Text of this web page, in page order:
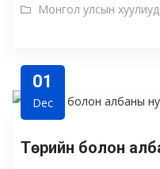
Монгол улсын хуулиуд
01
Dec
Төрийн болон